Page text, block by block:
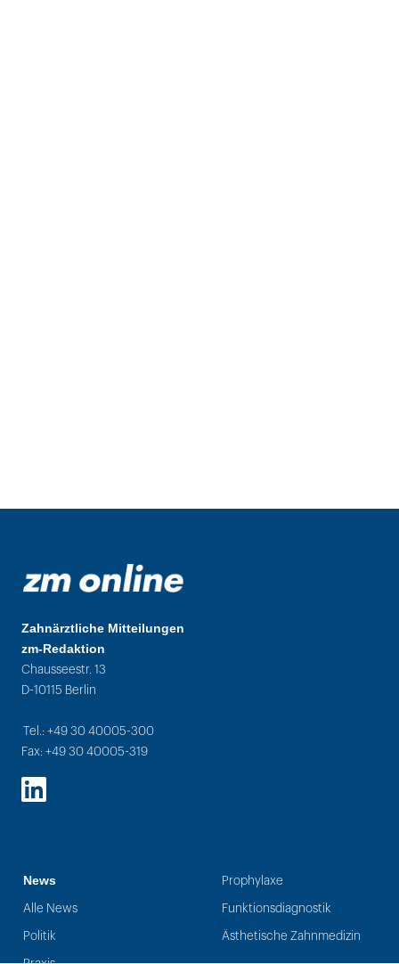
Zahnärztliche Mitteilungen
zm-Redaktion
Chausseestr. 13
D-10115 Berlin
Tel.: +49 30 40005-300
Fax: +49 30 40005-319
LinkedIn
News
Alle News
Politik
Prophylaxe
Funktionsdiagnostik
Ästhetische Zahnmedizin